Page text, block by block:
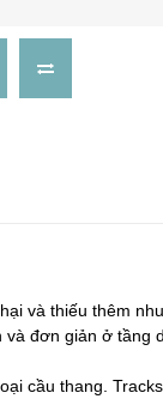
và thiếu thêm
và đơn giản ở tầng
cầu thang.